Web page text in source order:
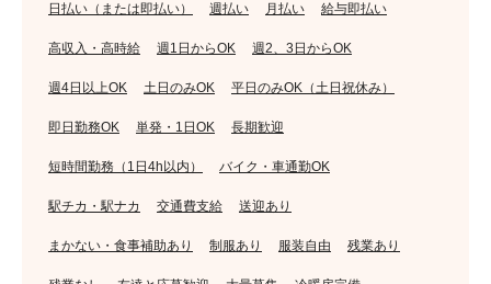
日払い（または即払い） 週払い 月払い 給与即払い
高収入・高時給 週1日からOK 週2、3日からOK
週4日以上OK 土日のみOK 平日のみOK（土日祝休み）
即日勤務OK 単発・1日OK 長期歓迎
短時間勤務（1日4h以内） バイク・車通勤OK
駅チカ・駅ナカ 交通費支給 送迎あり
まかない・食事補助あり 制服あり 服装自由 残業あり